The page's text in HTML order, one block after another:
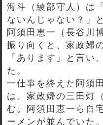
海斗（綾部守人）は
ないんじゃない？」
阿須田恵一（長谷川
振り向くと、家政婦
「あります」と言い
た。
一仕事を終えた阿須
は、家政婦の三田灯
む。阿須田恵一ら自
ーメンが並んでいた。